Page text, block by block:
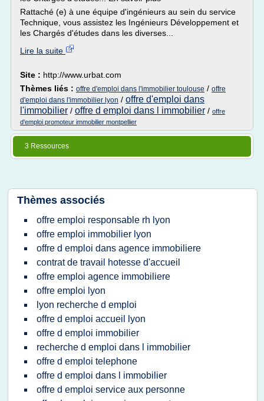
Rattaché (e) à une équipe d'ingénieurs au sein du service
Technique, vous assistez les Ingénieurs Développement et
les Chargés d'études dans les diverses...
Lire la suite
Site : http://www.urbat.com
Thèmes liés : offre d'emploi dans l'immobilier toulouse / offre
d'emploi dans l'immobilier lyon / offre d'emploi dans
l'immobilier / offre d emploi dans l immobilier / offre
d'emploi promoteur immobilier montpellier
3 Ressources
Thèmes associés
offre emploi responsable rh lyon
offre emploi immobilier lyon
offre d emploi dans agence immobiliere
contrat de travail hotesse d'accueil
offre emploi agence immobiliere
offre emploi lyon
lyon recherche d emploi
offre d emploi accueil lyon
offre d emploi immobilier
recherche d emploi dans l immobilier
offre d emploi telephone
offre d emploi dans l immobilier
offre d emploi service aux personne